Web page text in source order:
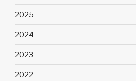
2025
2024
2023
2022